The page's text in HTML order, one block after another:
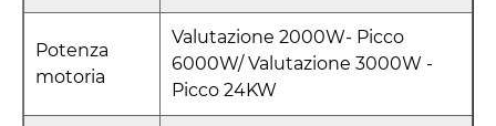
Potenza
motoria
Valutazione 2000W- Picco
6000W/ Valutazione 3000W -
Picco 24KW